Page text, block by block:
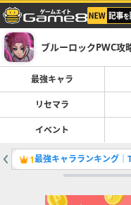
ブルーロックPWC攻
最強キャラ
リセマラ
イベント
1最強キャラランキング